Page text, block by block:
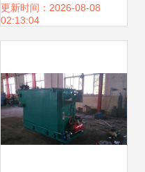
奖，彰显防水材料
丰收
更新时间：2026-08-08
02:13:04